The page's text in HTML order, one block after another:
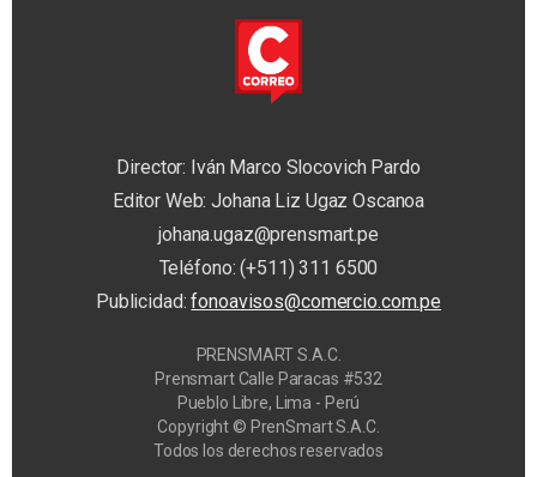
Director: Iván Marco Slocovich Pardo
Editor Web: Johana Liz Ugaz Oscanoa
johana.ugaz@prensmart.pe
Teléfono: (+511) 311 6500
Publicidad:fonoavisos@comercio.com.pe
PRENSMART S.A.C.
Prensmart Calle Paracas #532
Pueblo Libre, Lima - Perú
Copyright © PrenSmart S.A.C.
Todos los derechos reservados